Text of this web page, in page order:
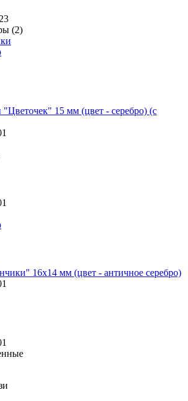
(2)
"Цветочек" 15 мм (цвет - серебро) (с
16х14 мм (цвет - античное серебро)